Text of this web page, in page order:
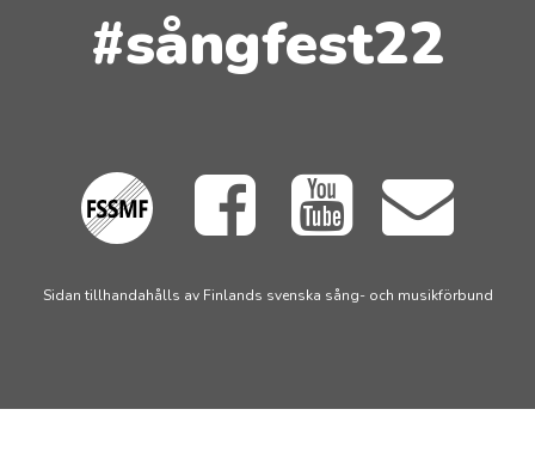
#sångfest22
Sidan tillhandahålls av Finlands svenska sång- och musikförbund